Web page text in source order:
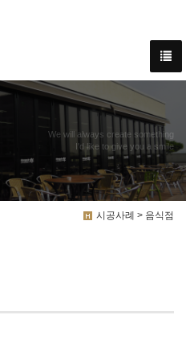
We will always create something
I'd like to give you a smile
시공사례 > 음식점